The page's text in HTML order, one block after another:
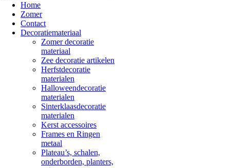
Home
Zomer
Contact
Decoratiemateriaal
Zomer decoratie
materiaal
Zee decoratie artikelen
Herfstdecoratie
materialen
Halloweendecoratie
materialen
Sinterklaasdecoratie
materialen
Kerst accessoires
Frames en Ringen
metaal
Plateau’s, schalen,
onderborden, planters,